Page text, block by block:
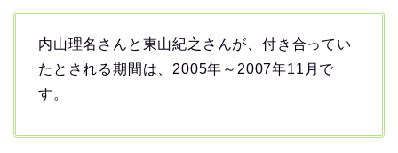
内山理名さんと東山紀之さんが、付き合ってい
たとされる期間は、2005年～2007年11月で
す。